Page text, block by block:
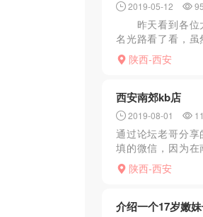
2019-05-12
昨天看到各位
名光路看了看，虽
严打已经不像过去
是本狼还是耐着
陕西-西安
西安南郊kb店
2019-08-01
通过论坛老哥分
填的微信，因为在
微信联系好了以后
一个洗车房门口
陕西-西安
介绍一个17岁嫩